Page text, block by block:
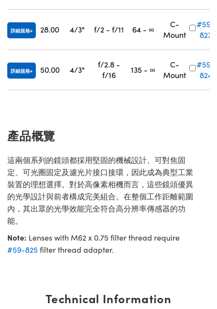
詳細規格 28.00 4/3" f/2 - f/11 64 - ∞
C-
Mount
#59-
823
詳細規格 50.00 4/3"
f/2.8 -
f/16
135 - ∞
C-
Mount
#59-
824
產品概覽
這兩個系列的鏡頭都採用堅固的機械設計、可對焦固
定、可光圈固定及濾光片接口接環，因此成為典型工業
裝置的理想選擇。對於高像素相機而言，這些鏡頭優異
的光學設計與前者構成完美組合。在整個工作距離範圍
內，其出眾的光學效能完全符合高分辨率傳感器的功
能。
Note: Lenses with M62 x 0.75 filter thread require
#59-825 filter thread adapter.
Technical Information